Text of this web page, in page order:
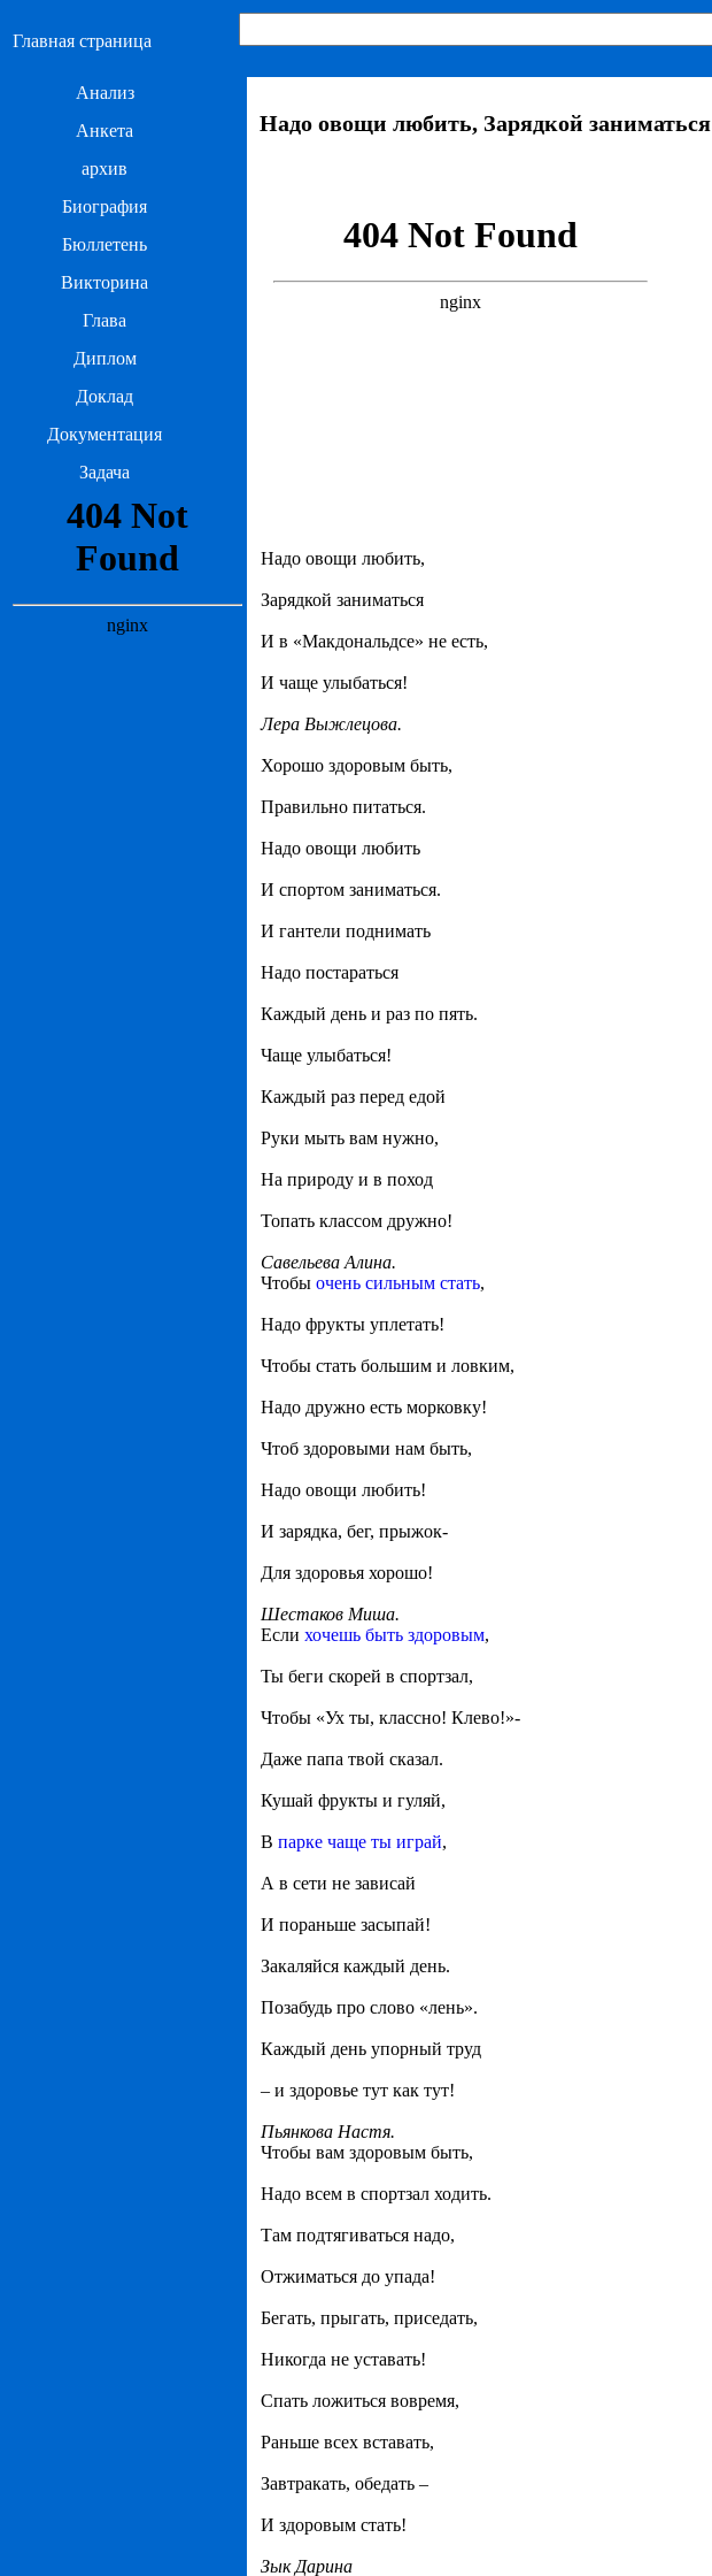
Главная страница
Анализ
Анкета
архив
Биография
Бюллетень
Викторина
Глава
Диплом
Доклад
Документация
Задача
Надо овощи любить, Зарядкой заниматься
Надо овощи любить,
Зарядкой заниматься
И в «Макдональдсе» не есть,
И чаще улыбаться!
Лера Выжлецова.
Хорошо здоровым быть,
Правильно питаться.
Надо овощи любить
И спортом заниматься.
И гантели поднимать
Надо постараться
Каждый день и раз по пять.
Чаще улыбаться!
Каждый раз перед едой
Руки мыть вам нужно,
На природу и в поход
Топать классом дружно!
Савельева Алина.
Чтобы очень сильным стать,
Надо фрукты уплетать!
Чтобы стать большим и ловким,
Надо дружно есть морковку!
Чтоб здоровыми нам быть,
Надо овощи любить!
И зарядка, бег, прыжок-
Для здоровья хорошо!
Шестаков Миша.
Если хочешь быть здоровым,
Ты беги скорей в спортзал,
Чтобы «Ух ты, классно! Клево!»-
Даже папа твой сказал.
Кушай фрукты и гуляй,
В парке чаще ты играй,
А в сети не зависай
И пораньше засыпай!
Закаляйся каждый день.
Позабудь про слово «лень».
Каждый день упорный труд
– и здоровье тут как тут!
Пьянкова Настя.
Чтобы вам здоровым быть,
Надо всем в спортзал ходить.
Там подтягиваться надо,
Отжиматься до упада!
Бегать, прыгать, приседать,
Никогда не уставать!
Спать ложиться вовремя,
Раньше всех вставать,
Завтракать, обедать –
И здоровым стать!
Зык Дарина